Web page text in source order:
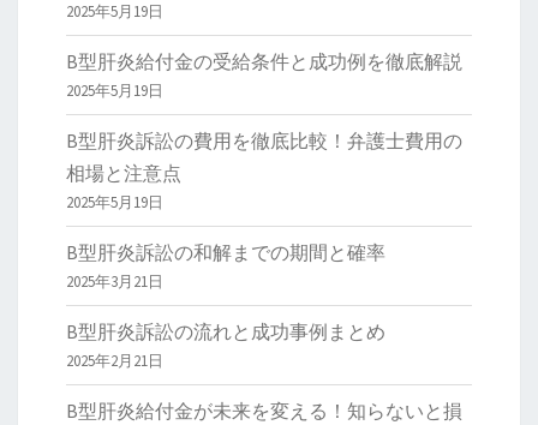
2025年5月19日
B型肝炎給付金の受給条件と成功例を徹底解説
2025年5月19日
B型肝炎訴訟の費用を徹底比較！弁護士費用の
相場と注意点
2025年5月19日
B型肝炎訴訟の和解までの期間と確率
2025年3月21日
B型肝炎訴訟の流れと成功事例まとめ
2025年2月21日
B型肝炎給付金が未来を変える！知らないと損